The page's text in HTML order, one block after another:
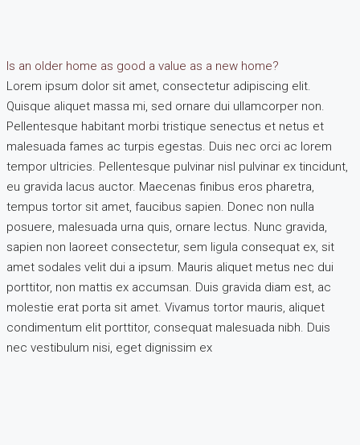
Is an older home as good a value as a new home?
Lorem ipsum dolor sit amet, consectetur adipiscing elit.
Quisque aliquet massa mi, sed ornare dui ullamcorper non.
Pellentesque habitant morbi tristique senectus et netus et
malesuada fames ac turpis egestas. Duis nec orci ac lorem
tempor ultricies. Pellentesque pulvinar nisl pulvinar ex tincidunt,
eu gravida lacus auctor. Maecenas finibus eros pharetra,
tempus tortor sit amet, faucibus sapien. Donec non nulla
posuere, malesuada urna quis, ornare lectus. Nunc gravida,
sapien non laoreet consectetur, sem ligula consequat ex, sit
amet sodales velit dui a ipsum. Mauris aliquet metus nec dui
porttitor, non mattis ex accumsan. Duis gravida diam est, ac
molestie erat porta sit amet. Vivamus tortor mauris, aliquet
condimentum elit porttitor, consequat malesuada nibh. Duis
nec vestibulum nisi, eget dignissim ex